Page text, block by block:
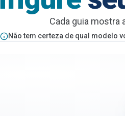
Cada guia mostra
Não tem certeza de qual modelo